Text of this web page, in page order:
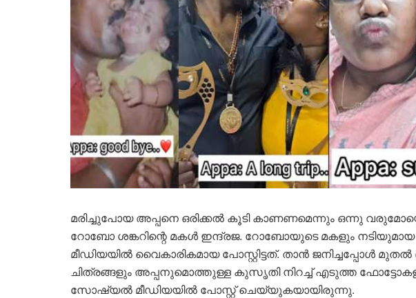
മരിച്ചുപോയ അപ്പനെ ഒരിക്കൽ കൂടി കാണണമെന്നും ഒന്നു
റോബോ ശങ്കറിന്റെ മകൾ ഇന്ദ്രജ. റോബോയുടെ മകളും
മീഡിയയിൽ വൈകാരികമായ പോസ്റ്റിട്ടത്. താൻ ജനിച്ചപ്പോൾ
ചിത്രങ്ങളും അപ്പനുമൊത്തുള്ള കുസൃതി നിറച്ച് എടുത്ത
സോഷ്യൽ മീഡിയയിൽ പോസ്റ്റ് ചെയ്യുകയായിരുന്നു.